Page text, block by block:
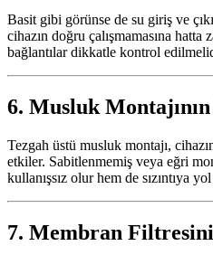
Basit gibi görünse de su giriş ve
cihazın doğru çalışmamasına
bağlantılar dikkatle kontrol
6. Musluk Montajının
Tezgah üstü musluk montajı,
etkiler. Sabitlenmemiş veya eğri
kullanışsız olur hem de sızıntıya
7. Membran